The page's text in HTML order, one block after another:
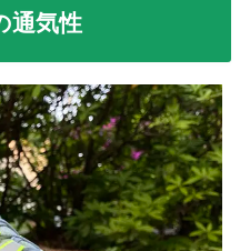
通気性